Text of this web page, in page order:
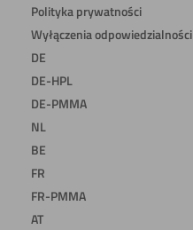
Polityka prywatności
Wyłączenia odpowiedzialności
DE
DE-HPL
DE-PMMA
NL
BE
FR
FR-PMMA
AT